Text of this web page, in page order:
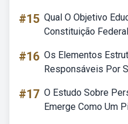
#15 Qual O Objetivo
Constituição
#16 Os Elementos
Responsáveis Por
#17 O Estudo Sobre
Emerge Como Um